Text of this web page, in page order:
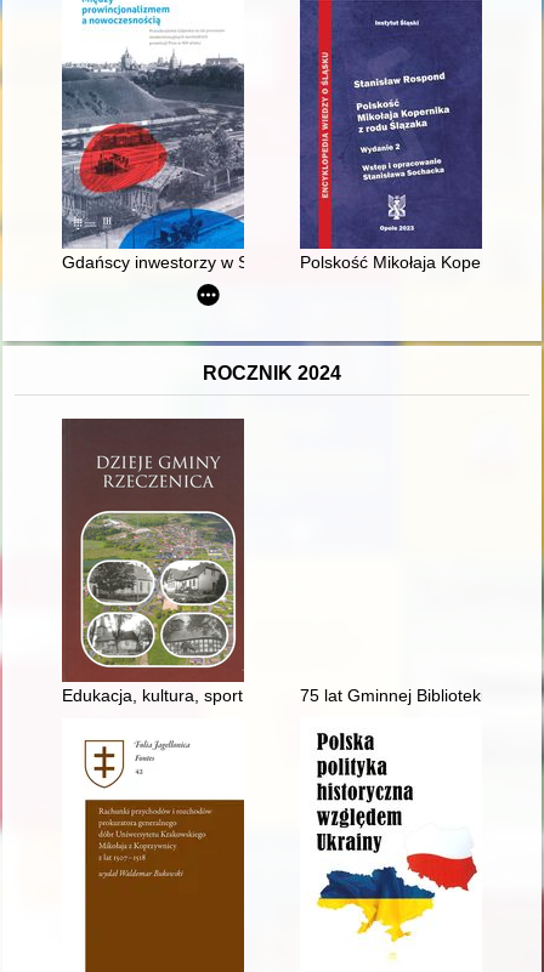
Gdańscy inwestorzy w Sopocie : prestiż finansowy i
Polskość Mikołaja Kopernika z
ROCZNIK 2024
Edukacja, kultura, sport i rekreacja 1945-1990
75 lat Gminnej Biblioteki